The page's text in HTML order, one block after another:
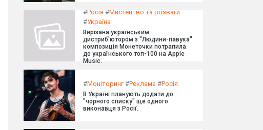
#Росія #Мистецтво та розваги
#Україна
Вирізана українським
дистриб'ютором з "Людини-павука"
композиція Монеточки потрапила
до українського топ-100 на Apple
Music.
#Моніторинг#Реклама #Росія
В Україні планують додати до
"чорного списку" ще одного
виконавця з Росії.